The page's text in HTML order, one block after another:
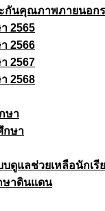
ะกันคุณภาพภายนอก
2565
2566
2567
2568
ษา
กษา
ดูแลช่วยเหลือนักเรี
ษาดินแดน